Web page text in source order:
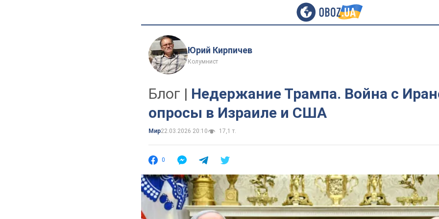
Юрий Кирпичев
Колумнист
Блог | Недержание Трампа. Война с
опросы в Израиле и США
Мир22.03.2026 20:10 17,1 т.
0